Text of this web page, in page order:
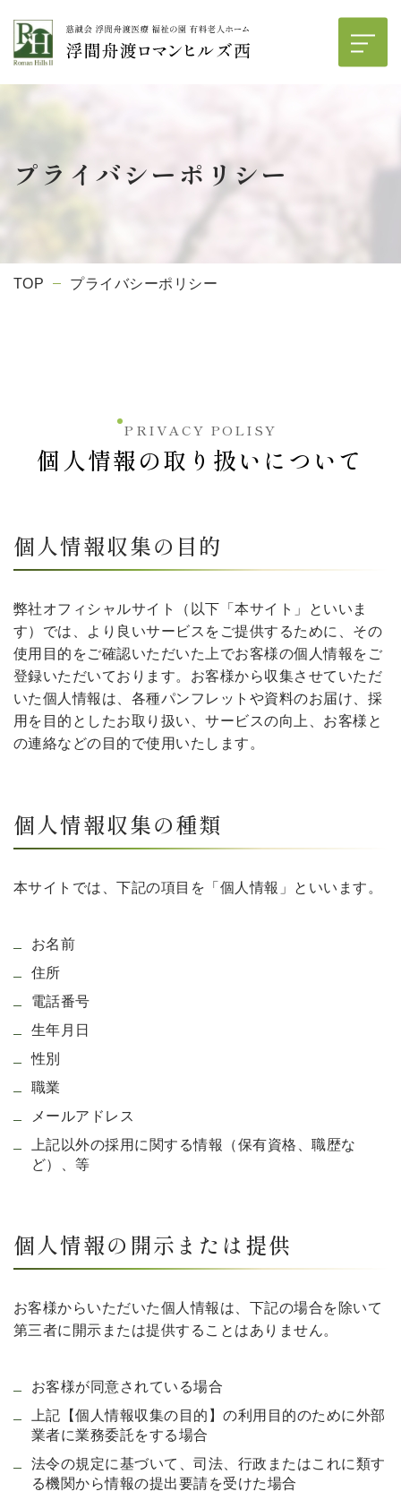
プライバシーポリシー
TOP プライバシーポリシー
PRIVACY POLISY
個人情報の取り扱いについて
個人情報収集の目的
弊社オフィシャルサイト（以下「本サイト」といいま
す）では、より良いサービスをご提供するために、その
使用目的をご確認いただいた上でお客様の個人情報をご
登録いただいております。お客様から収集させていただ
いた個人情報は、各種パンフレットや資料のお届け、採
用を目的としたお取り扱い、サービスの向上、お客様と
の連絡などの目的で使用いたします。
個人情報収集の種類
本サイトでは、下記の項目を「個人情報」といいます。
お名前
住所
電話番号
生年月日
性別
職業
メールアドレス
上記以外の採用に関する情報（保有資格、職歴な
ど）、等
個人情報の開示または提供
お客様からいただいた個人情報は、下記の場合を除いて
第三者に開示または提供することはありません。
お客様が同意されている場合
上記【個人情報収集の目的】の利用目的のために外部
業者に業務委託をする場合
法令の規定に基づいて、司法、行政またはこれに類す
る機関から情報の提出要請を受けた場合